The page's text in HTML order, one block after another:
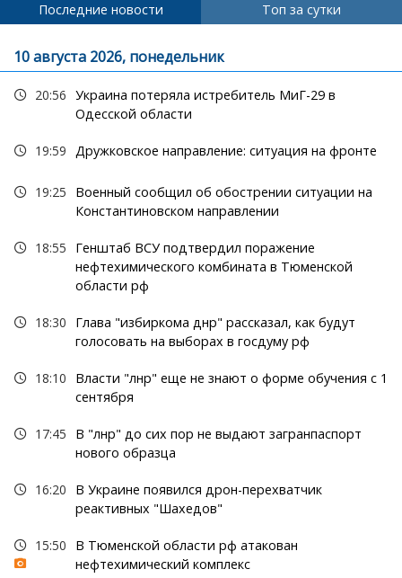
Последние новости Топ за сутки
10 августа 2026, понедельник
20:56 Украина потеряла истребитель МиГ-29 в
Одесской области
19:59 Дружковское направление: ситуация на фронте
19:25
Военный сообщил об обострении ситуации на
Константиновском направлении
18:55
Генштаб ВСУ подтвердил поражение
нефтехимического комбината в Тюменской
области рф
18:30
Глава "избиркома днр" рассказал, как будут
голосовать на выборах в госдуму рф
18:10
Власти "лнр" еще не знают о форме обучения с 1
сентября
17:45
В "лнр" до сих пор не выдают загранпаспорт
нового образца
16:20
В Украине появился дрон-перехватчик
реактивных "Шахедов"
15:50
В Тюменской области рф атакован
нефтехимический комплекс